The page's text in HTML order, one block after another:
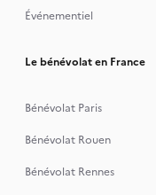
Événementiel
Le bénévolat en France
Bénévolat Paris
Bénévolat Rouen
Bénévolat Rennes